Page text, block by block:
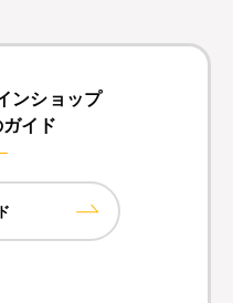
ンショップ
イド